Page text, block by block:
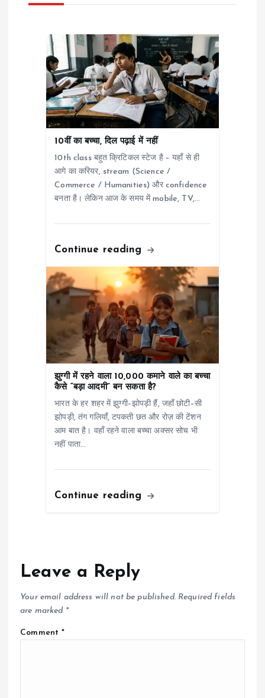
10वीं का बच्चा, दिल पढ़ाई में नहीं
10th class बहुत क्रिटिकल स्टेज है – यहाँ से ही
आगे का करियर, stream (Science /
Commerce / Humanities) और confidence
बनता है। लेकिन आज के समय में mobile, TV,…
Continue reading
झुग्गी में रहने वाला 10,000 कमाने वाले का बच्चा
कैसे “बड़ा आदमी” बन सकता है?
भारत के हर शहर में झुग्गी–झोपड़ी हैं, जहाँ छोटी–सी
झोपड़ी, तंग गलियाँ, टपकती छत और रोज़ की टेंशन
आम बात है। वहाँ रहने वाला बच्चा अक्सर सोच भी
नहीं पाता…
Continue reading
Leave a Reply
Your email address will not be published. Required fields
are marked *
Comment*